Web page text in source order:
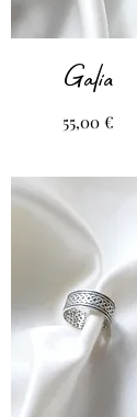
Galia
Prix
55,00 €